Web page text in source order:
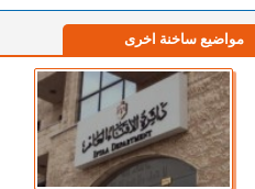
مواضيع ساخنة اخرى